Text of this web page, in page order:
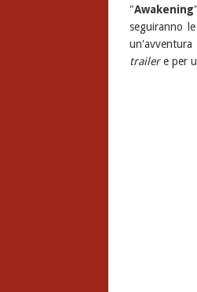
"Awakening
seguiranno
un'avventura
trailere per